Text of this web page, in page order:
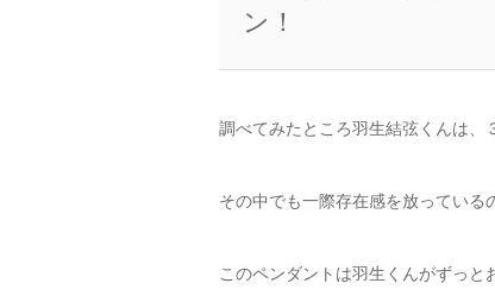
ン！
調べてみたところ羽生結弦くんは、
その中でも一際存在感を放っている
このペンダントは羽生くんがずっ